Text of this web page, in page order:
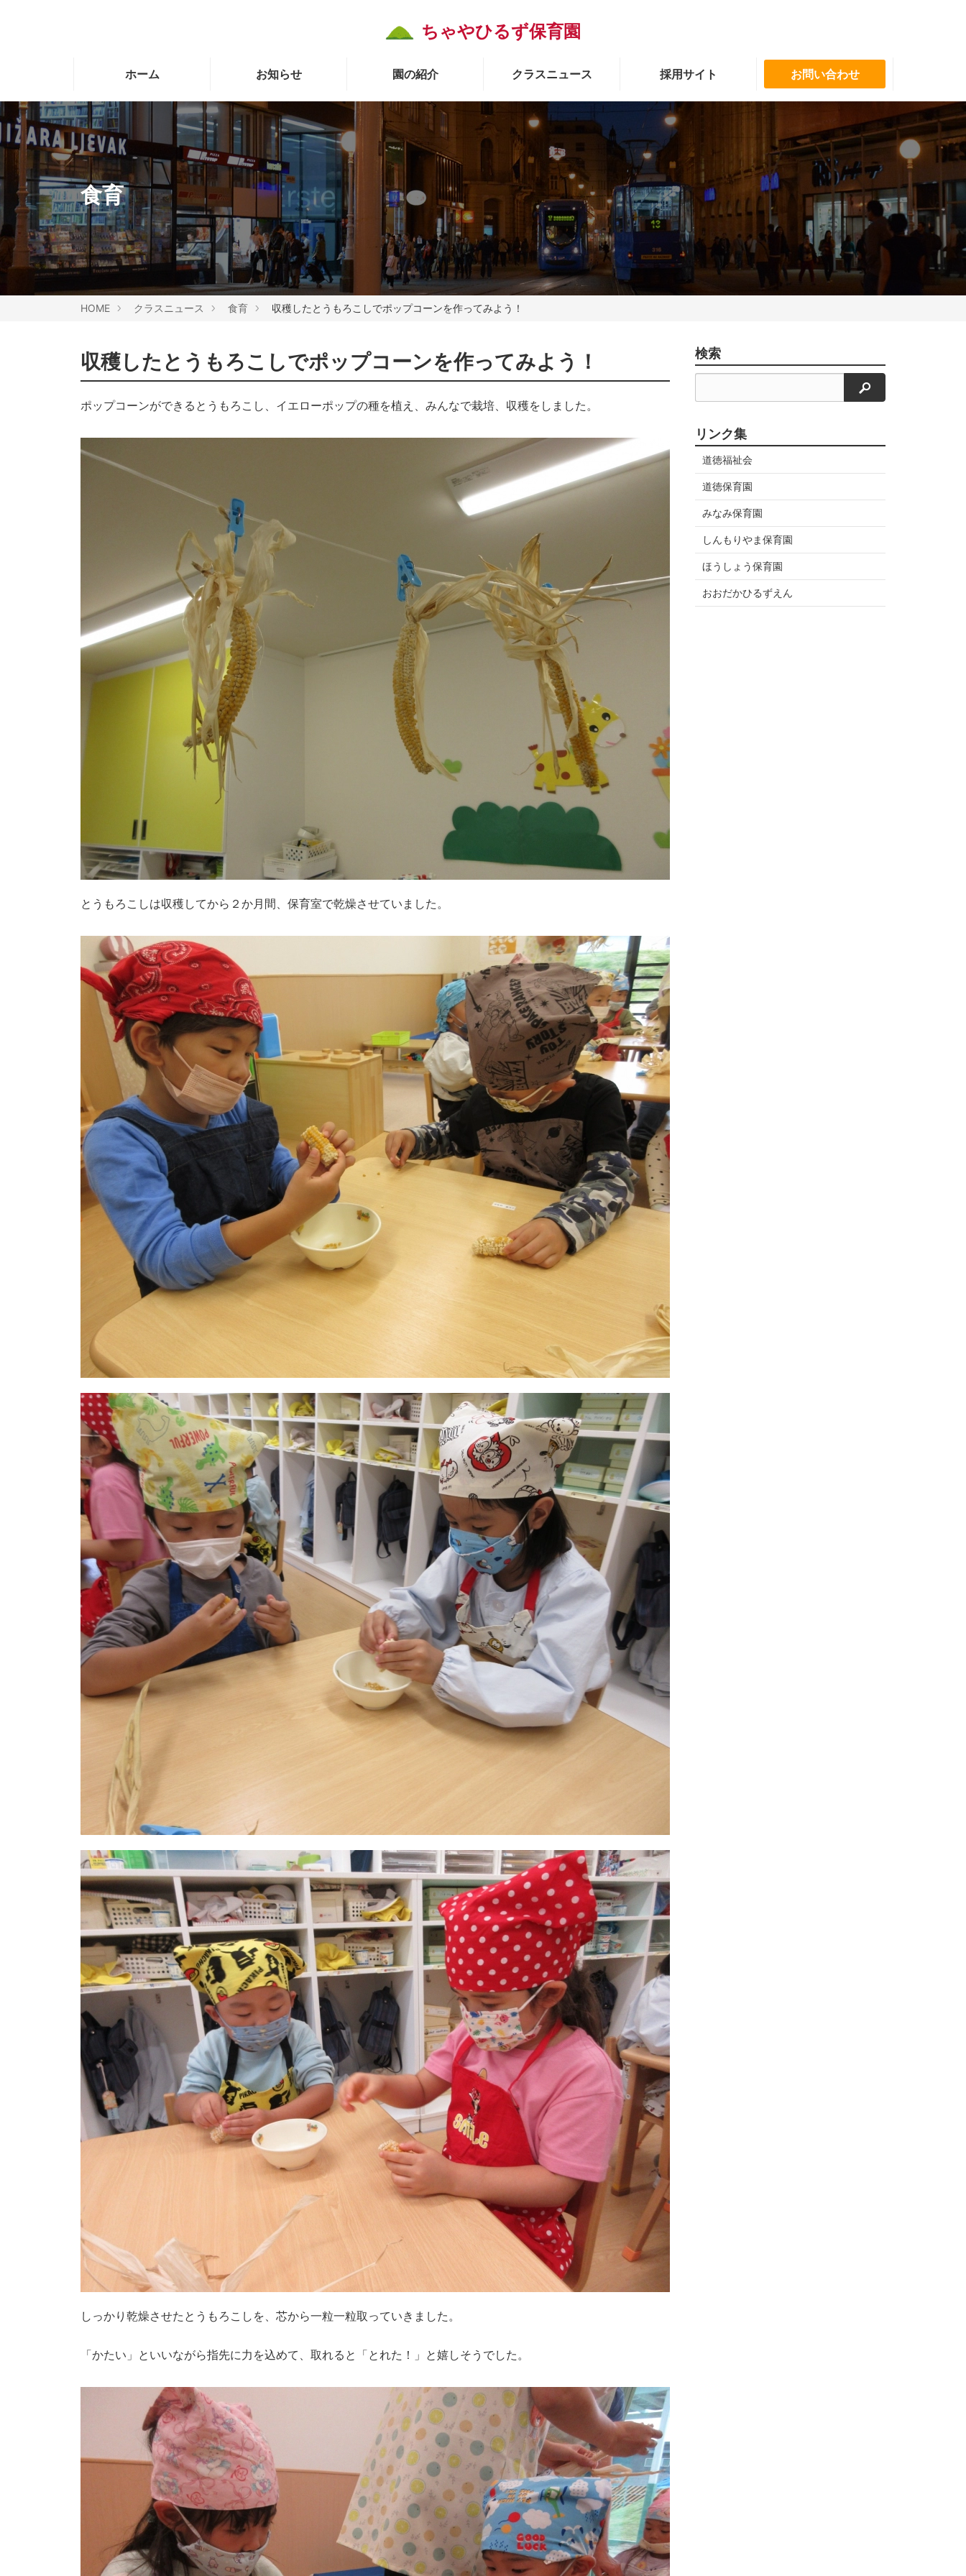
ちゃやひるず保育園
ホーム お知らせ 園の紹介 クラスニュース 採用サイト お問い合わせ
食育
HOME クラスニュース 食育 収穫したとうもろこしでポップコーンを作ってみよう！
収穫したとうもろこしでポップコーンを作ってみよう！
ポップコーンができるとうもろこし、イエローポップの種を植え、みんなで栽培、収穫をしました。
とうもろこしは収穫してから２か月間、保育室で乾燥させていました。
しっかり乾燥させたとうもろこしを、芯から一粒一粒取っていきました。
「かたい」といいながら指先に力を込めて、取れると「とれた！」と嬉しそうでした。
検索
検索
リンク集
道徳福祉会
道徳保育園
みなみ保育園
しんもりやま保育園
ほうしょう保育園
おおだかひるずえん